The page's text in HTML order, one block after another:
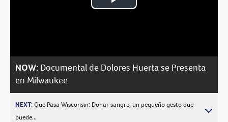
Play
NOW: Documental de Dolores Huerta se Presenta
en Milwaukee
NEXT:Que Pasa Wisconsin: Donar sangre, un pequeño gesto que
puede...